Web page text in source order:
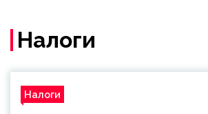
Налоги
Налоги